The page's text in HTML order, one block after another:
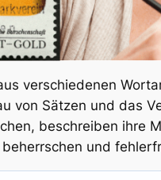
verschiedenen
von Sätzen und das
beschreiben ihre
und